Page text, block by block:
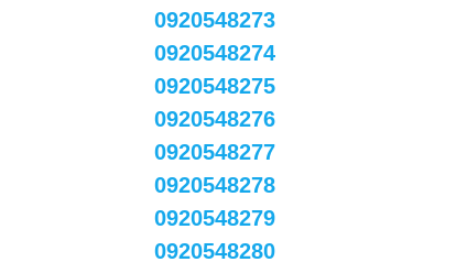
0920548273
0920548274
0920548275
0920548276
0920548277
0920548278
0920548279
0920548280